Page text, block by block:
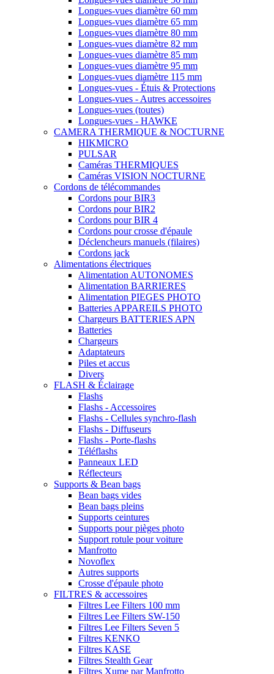
Longues-vues diamètre 60 mm
Longues-vues diamètre 65 mm
Longues-vues diamètre 80 mm
Longues-vues diamètre 82 mm
Longues-vues diamètre 85 mm
Longues-vues diamètre 95 mm
Longues-vues diamètre 115 mm
Longues-vues - Étuis & Protections
Longues-vues - Autres accessoires
Longues-vues (toutes)
Longues-vues - HAWKE
CAMERA THERMIQUE & NOCTURNE
HIKMICRO
PULSAR
Caméras THERMIQUES
Caméras VISION NOCTURNE
Cordons de télécommandes
Cordons pour BIR3
Cordons pour BIR2
Cordons pour BIR 4
Cordons pour crosse d'épaule
Déclencheurs manuels (filaires)
Cordons jack
Alimentations électriques
Alimentation AUTONOMES
Alimentation BARRIERES
Alimentation PIEGES PHOTO
Batteries APPAREILS PHOTO
Chargeurs BATTERIES APN
Batteries
Chargeurs
Adaptateurs
Piles et accus
Divers
FLASH & Éclairage
Flashs
Flashs - Accessoires
Flashs - Cellules synchro-flash
Flashs - Diffuseurs
Flashs - Porte-flashs
Téléflashs
Panneaux LED
Réflecteurs
Supports & Bean bags
Bean bags vides
Bean bags pleins
Supports ceintures
Supports pour pièges photo
Support rotule pour voiture
Manfrotto
Novoflex
Autres supports
Crosse d'épaule photo
FILTRES & accessoires
Filtres Lee Filters 100 mm
Filtres Lee Filters SW-150
Filtres Lee Filters Seven 5
Filtres KENKO
Filtres KASE
Filtres Stealth Gear
Filtres Xume par Manfrotto